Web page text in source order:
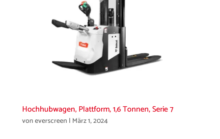
Hochhubwagen, Plattform, 1,6 Tonnen, Serie 7
voneverscreen | März 1, 2024